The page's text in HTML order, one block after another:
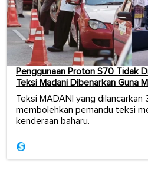
Penggunaan Proton S70 Tidak
Teksi Madani Dibenarkan Guna
Teksi MADANI yang dilancarkan
membolehkan pemandu teksi
kenderaan baharu.